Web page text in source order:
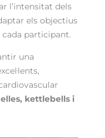
l’intensitat dels
els objectius
cada participant.
una
kettlebells i